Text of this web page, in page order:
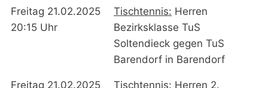
Freitag 21.02.2025
20:15 Uhr
Tischtennis: Herren
Bezirksklasse TuS
Soltendieck gegen TuS
Barendorf in Barendorf
Freitag 21.02.2025
Tischtennis: Herren 2.